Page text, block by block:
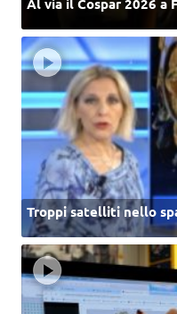
Al via il Cospar 2026 a
Troppi satelliti nello